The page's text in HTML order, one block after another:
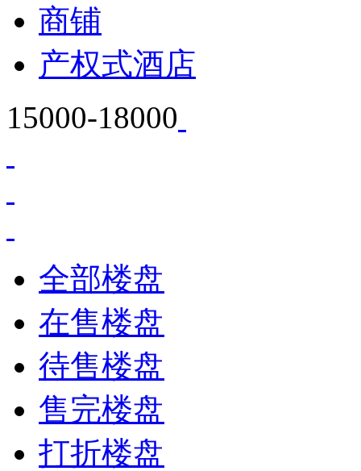
商铺
产权式酒店
15000-18000
全部楼盘
在售楼盘
待售楼盘
售完楼盘
打折楼盘